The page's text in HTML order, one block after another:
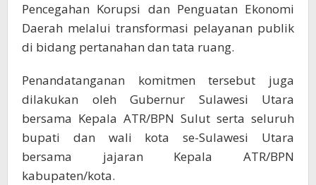
Pencegahan Korupsi dan Penguatan Ekonomi
Daerah melalui transformasi pelayanan publik
di bidang pertanahan dan tata ruang.
Penandatanganan komitmen tersebut juga
dilakukan oleh Gubernur Sulawesi Utara
bersama Kepala ATR/BPN Sulut serta seluruh
bupati dan wali kota se-Sulawesi Utara
bersama jajaran Kepala ATR/BPN
kabupaten/kota.